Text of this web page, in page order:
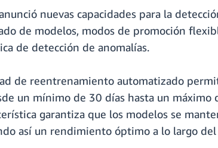
nuevas capacidades para la
de modelos, modos de promoción
de detección de anomalías.
de reentrenamiento automatizado
un mínimo de 30 días hasta un
garantiza que los modelos se
así un rendimiento óptimo a lo largo